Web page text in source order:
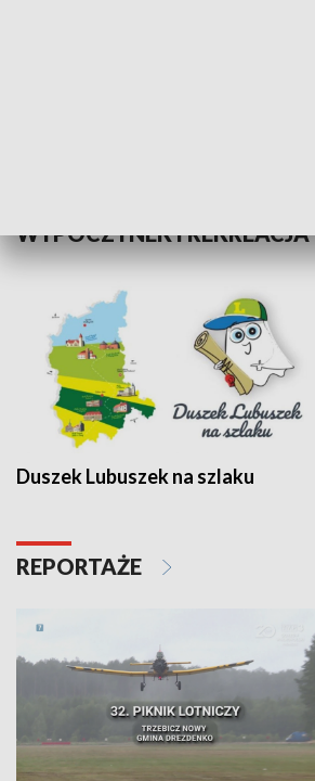
WYPOCZYNEK I REKREACJA
Duszek Lubuszek na szlaku
REPORTAŻE